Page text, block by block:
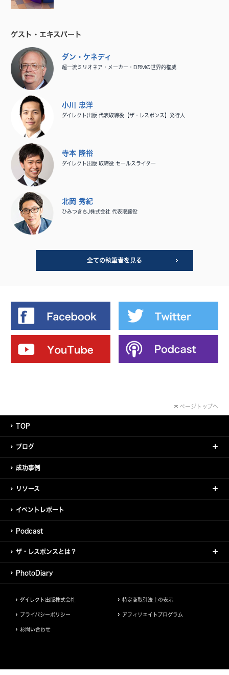
ゲスト・エキスパート
ダン・ケネディ
超一流ミリオネア・メーカー・DRMの世界的権威
小川 忠洋
ダイレクト出版 代表取締役【ザ・レスポンス】発行人
寺本 隆裕
ダイレクト出版 取締役 セールスライター
北岡 秀紀
ひみつきちJ株式会社 代表取締役
全ての執筆者を見る
ページトップへ
TOP
ブログ
成功事例
リソース
イベントレポート
Podcast
ザ・レスポンスとは？
PhotoDiary
ダイレクト出版株式会社 特定商取引法上の表示
プライバシーポリシー アフィリエイトプログラム
お問い合わせ